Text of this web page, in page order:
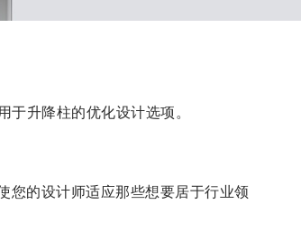
升降柱的优化设计选项。
您的设计师适应那些想要居于行业领